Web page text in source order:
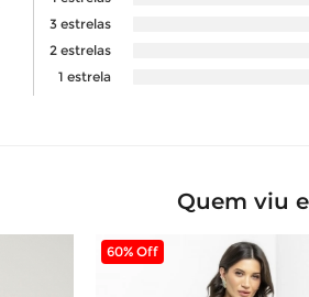
3 estrelas
2 estrelas
1 estrela
Quem viu
60% Off